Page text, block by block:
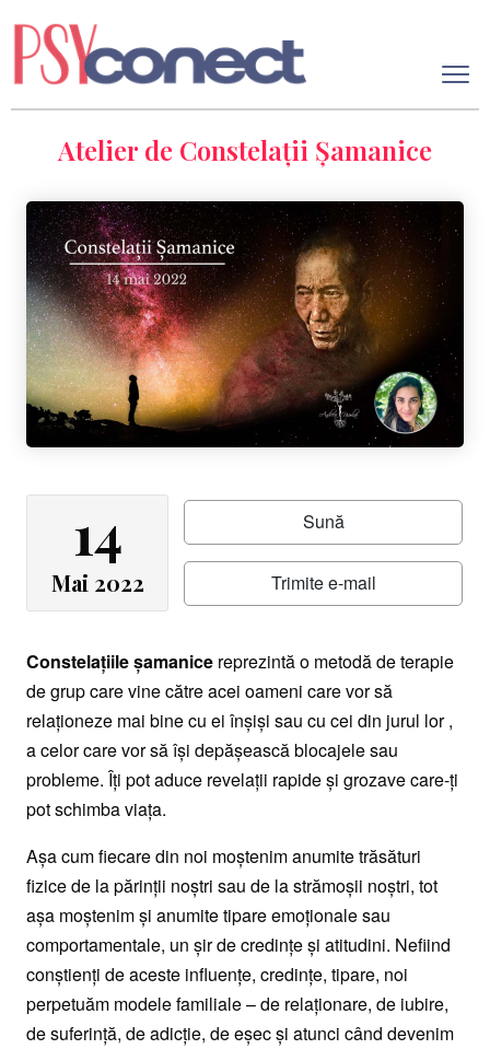
Atelier de Constelații Șamanice
14
Mai 2022
Sună
Trimite e-mail
Constelațiile șamanice reprezintă o metodă de terapie
de grup care vine către acei oameni care vor să
relaționeze mai bine cu ei înșiși sau cu cei din jurul lor ,
a celor care vor să își depășească blocajele sau
probleme. Îți pot aduce revelații rapide și grozave care-ți
pot schimba viața.
Așa cum fiecare din noi moștenim anumite trăsături
fizice de la părinții noștri sau de la strămoșii noștri, tot
așa moștenim și anumite tipare emoționale sau
comportamentale, un șir de credințe și atitudini. Nefiind
conștienți de aceste influențe, credințe, tipare, noi
perpetuăm modele familiale – de relaționare, de iubire,
de suferință, de adicție, de eșec și atunci când devenim